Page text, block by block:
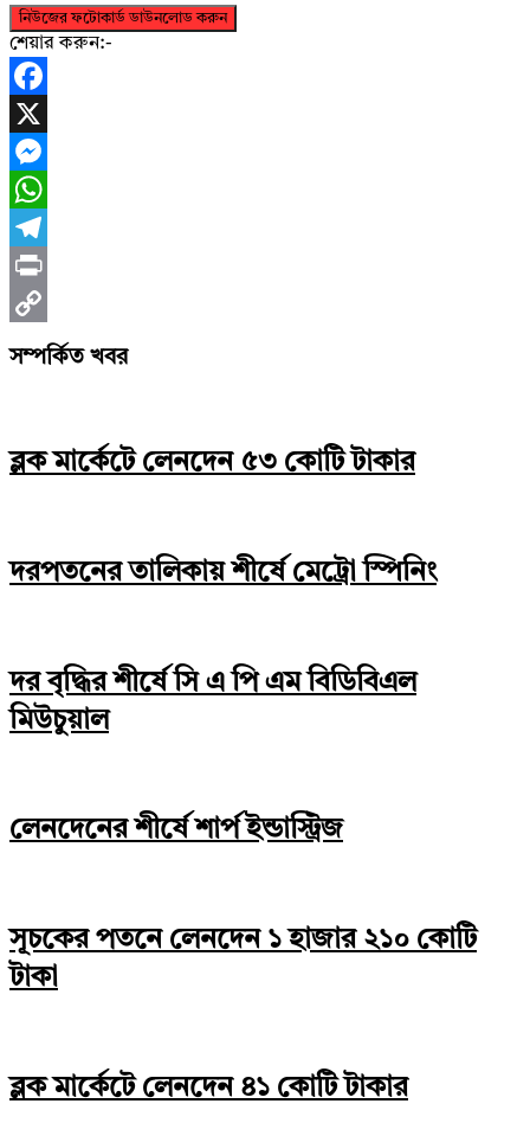
নিউজের ফটোকার্ড ডাউনলোড করুন
শেয়ার করুন:-
Facebook
X
Messenger
WhatsApp
Telegram
Print
Copy
সম্পর্কিত খবর
ব্লক মার্কেটে লেনদেন ৫৩ কোটি টাকার
দরপতনের তালিকায় শীর্ষে মেট্রো স্পিনিং
দর বৃদ্ধির শীর্ষে সি এ পি এম বিডিবিএল
মিউচুয়াল
লেনদেনের শীর্ষে শার্প ইন্ডাস্ট্রিজ
সূচকের পতনে লেনদেন ১ হাজার ২১০ কোটি
টাকা
ব্লক মার্কেটে লেনদেন ৪১ কোটি টাকার